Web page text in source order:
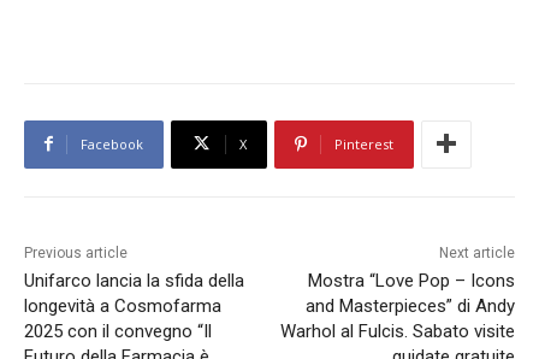
Facebook X Pinterest
Previous article
Unifarco lancia la sfida della
longevità a Cosmofarma
2025 con il convegno “Il
Next article
Mostra “Love Pop – Icons
and Masterpieces” di Andy
Warhol al Fulcis. Sabato visite